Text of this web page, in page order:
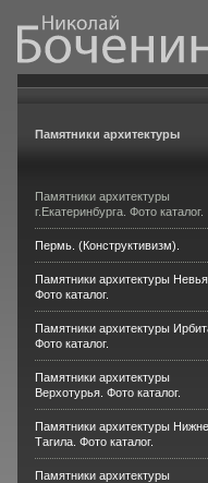
Памятники архитектуры
Памятники архитектуры
г.Екатеринбурга. Фото каталог.
Пермь. (Конструктивизм).
Памятники архитектуры
Фото каталог.
Памятники архитектуры
Фото каталог.
Памятники архитектуры
Верхотурья. Фото каталог.
Памятники архитектуры
Тагила. Фото каталог.
Памятники архитектуры